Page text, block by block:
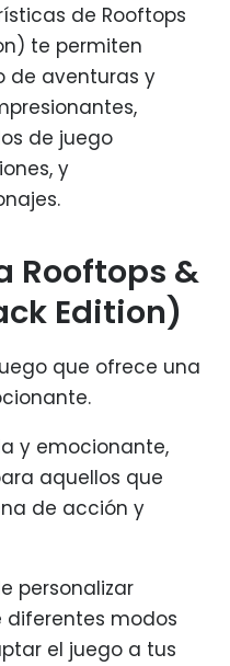
de Rooftops
te permiten
de aventuras y
de juego
y
Rooftops &
Edition)
que ofrece una
y emocionante,
aquellos que
de acción y
personalizar
diferentes modos
el juego a tus